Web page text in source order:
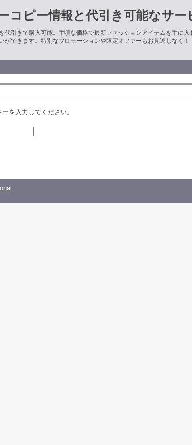
コピー情報と代引き可能なサー
代引きで購入可能。手頃な価格で最新ファッションアイテムを手に
ができます。特別なプロモーションや限定オファーもお見逃しなく！
を入力してください。